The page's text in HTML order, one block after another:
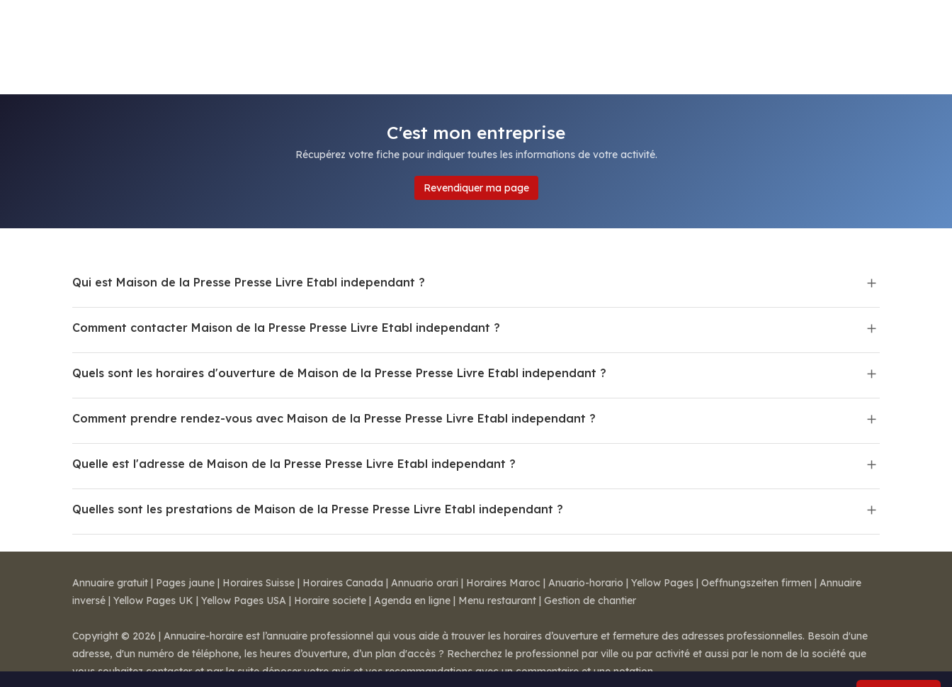
C'est mon entreprise
Récupérez votre fiche pour indiquer toutes les informations de votre activité.
Revendiquer ma page
Qui est Maison de la Presse Presse Livre Etabl independant ?
Comment contacter Maison de la Presse Presse Livre Etabl independant ?
Quels sont les horaires d'ouverture de Maison de la Presse Presse Livre Etabl independant ?
Comment prendre rendez-vous avec Maison de la Presse Presse Livre Etabl independant ?
Quelle est l'adresse de Maison de la Presse Presse Livre Etabl independant ?
Quelles sont les prestations de Maison de la Presse Presse Livre Etabl independant ?
Annuaire gratuit | Pages jaune | Horaires Suisse | Horaires Canada | Annuario orari | Horaires Maroc | Anuario-horario | Yellow Pages | Oeffnungszeiten firmen | Annuaire
inversé | Yellow Pages UK | Yellow Pages USA | Horaire societe | Agenda en ligne | Menu restaurant | Gestion de chantier
Copyright © 2026 | Annuaire-horaire est l’annuaire professionnel qui vous aide à trouver les horaires d’ouverture et fermeture des adresses professionnelles. Besoin d'une
adresse, d'un numéro de téléphone, les heures d’ouverture, d’un plan d'accès ? Recherchez le professionnel par ville ou par activité et aussi par le nom de la société que
vous souhaitez contacter et par la suite déposer votre avis et vos recommandations avec un commentaire et une notation.